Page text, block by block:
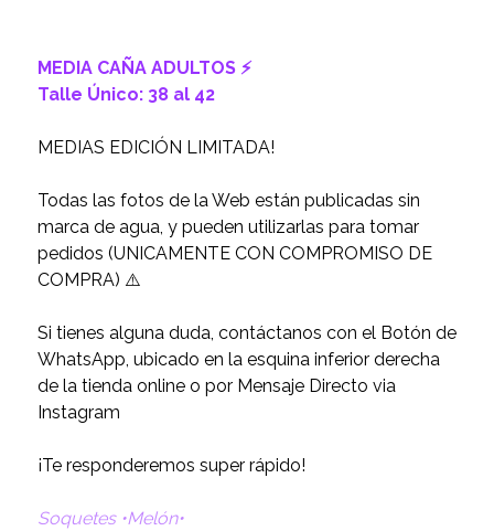
MEDIA CAÑA ADULTOS ⚡️
Talle Único: 38 al 42
MEDIAS EDICIÓN LIMITADA!
Todas las fotos de la Web están publicadas sin
marca de agua, y pueden utilizarlas para tomar
pedidos (UNICAMENTE CON COMPROMISO DE
COMPRA) ⚠️
Si tienes alguna duda, contáctanos con el Botón de
WhatsApp, ubicado en la esquina inferior derecha
de la tienda online o por Mensaje Directo via
Instagram
¡Te responderemos super rápido!
Soquetes •Melón•